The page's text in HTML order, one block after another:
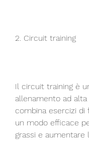
2. Circuit training
Il circuit training è
allenamento ad
combina esercizi di
un modo efficace
grassi e aumentare